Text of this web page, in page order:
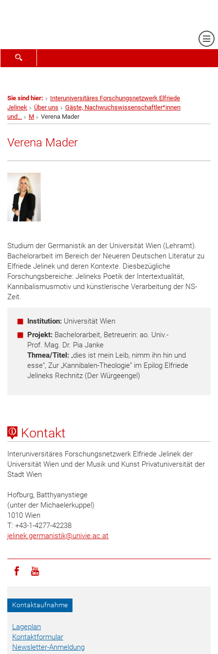
SUCHFORMULAR ÖFFNEN
Sie sind hier:
Interuniversitäres Forschungsnetzwerk Elfriede
Jelinek
Über uns
Gäste, Nachwuchswissenschaftler*innen
und...
M Verena Mader
Verena Mader
Studium der Germanistik an der Universität Wien (Lehramt).
Bachelorarbeit im Bereich der Neueren Deutschen Literatur zu
Elfriede Jelinek und deren Kontexte. Diesbezügliche
Forschungsbereiche: Jelineks Poetik der Intertextualität,
Kannibalismusmotiv und künstlerische Verarbeitung der NS-
Zeit.
Institution:Universität Wien
Projekt:Bachelorarbeit, Betreuerin: ao. Univ.-
Prof. Mag. Dr. Pia Janke
Thmea/Titel:„dies ist mein Leib, nimm ihn hin und
esse“, Zur „Kannibalen-Theologie“ im Epilog Elfriede
Jelineks Rechnitz (Der Würgeengel)
Kontakt
Interuniversitäres Forschungsnetzwerk Elfriede Jelinek der
Universität Wien und der Musik und Kunst Privatuniversität der
Stadt Wien
Hofburg, Batthyanystiege
(unter der Michaelerkuppel)
1010 Wien
T: +43-1-4277-42238
jelinek.germanistik@univie.ac.at
Icon facebook
Icon youtube
Kontaktaufnahme
Lageplan
Kontaktformular
Newsletter-Anmeldung